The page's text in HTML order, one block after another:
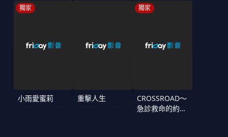
獨家
小雨愛蜜莉 重擊人生
獨家
CROSSROAD～
急診救命的約定